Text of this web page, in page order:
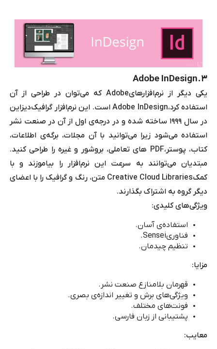
۳. Adobe InDesign
یکی دیگر از نرم‌افزارهایAdobe که می‌توان در طراحی از آن
استفاده کرد،Adobe InDesign است. این نرم‌افزار گرافیکدیزاین
در سال 1999 ساخته شده و
در درجه‌ی اول از آن در صنعت نشر
استفاده می‌شود زیرا می‌توانید با آن مجلات، برگه‌ی اطلاعات،
کتاب، پوستر،PDF های تعاملی، بروشور و غیره را طراحی کنید.
مبتدیان می‌توانند به سرعت این نرم‌افزار را بیاموزند و با
کمکCreative Cloud Libraries متن، رنگ و گرافیک را با اعضای
دیگر گروه به اشتراک بگذارند.
ویژگی‌های کلیدی:
استفاده‌ی آسان.
فناوریSensei
.
تنظیم چیدمان.
مزایا:
قهرمان بلامنازع صنعت نشر.
ویژگی‌های برش و تغییر اندازه‌ی بصری.
فونت‌های مختلف.
پشتیبانی از زبان فارسی.
معایب: